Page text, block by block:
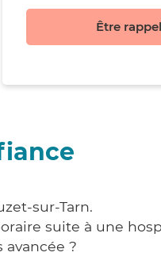
Être
sur-Tarn.
suite à une
?